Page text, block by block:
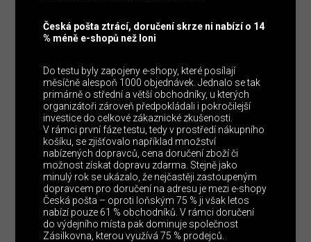
Česká pošta ztrácí, doručení skrze ni nabízí o 14
% méně e-shopů než loni
Do testu byly zapojeny e-shopy, které posílají
měsíčně alespoň 1000 objednávek. Jednalo se tak
primárně o střední a větší obchodníky, u kterých
organizátoři zároveň předpokládali i pokročilejší
investice do celkové zákaznické zkušenosti.
V rámci první fáze testu, tedy v prostředí nákupního
košíku, se zjišťovalo například množství
nabízených dopravců, cena doručení zboží či
možnost získat dopravu zdarma. Stejně jako
minulý rok se ukázalo, že nejčastěji zastoupeným
dopravcem pro doručení na adresu je mezi e-shopy
Česká pošta – oproti loňským 75 % ji však letos
nabízí pouze 61 % obchodníků. V rámci doručení
do výdejního místa pak dominuje společnost
Zásilkovna, kterou využívá 75 % prodejců.